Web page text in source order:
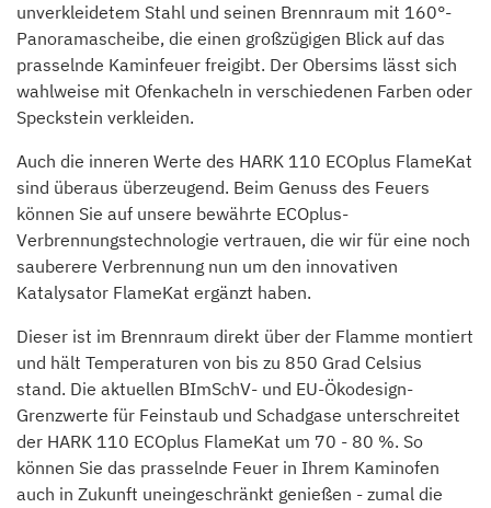
unverkleidetem Stahl und seinen Brennraum mit 160°-
Panoramascheibe, die einen großzügigen Blick auf das
prasselnde Kaminfeuer freigibt. Der Obersims lässt sich
wahlweise mit Ofenkacheln in verschiedenen Farben oder
Speckstein verkleiden.
Auch die inneren Werte des HARK 110 ECOplus FlameKat
sind überaus überzeugend. Beim Genuss des Feuers
können Sie auf unsere bewährte ECOplus-
Verbrennungstechnologie vertrauen, die wir für eine noch
sauberere Verbrennung nun um den innovativen
Katalysator FlameKat ergänzt haben.
Dieser ist im Brennraum direkt über der Flamme montiert
und hält Temperaturen von bis zu 850 Grad Celsius
stand. Die aktuellen BImSchV- und EU-Ökodesign-
Grenzwerte für Feinstaub und Schadgase unterschreitet
der HARK 110 ECOplus FlameKat um 70 - 80 %. So
können Sie das prasselnde Feuer in Ihrem Kaminofen
auch in Zukunft uneingeschränkt genießen - zumal die